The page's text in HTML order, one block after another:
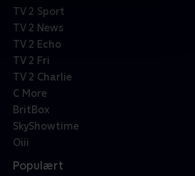
TV 2 Sport
TV 2 News
TV 2 Echo
TV 2 Fri
TV 2 Charlie
C More
BritBox
SkyShowtime
Oiii
Populært